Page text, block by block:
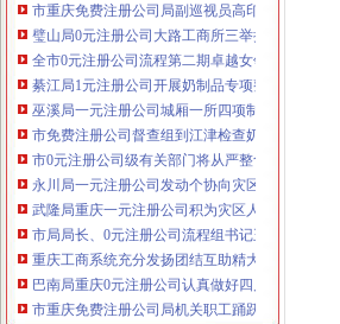
璧山局0元注册公司大路工商所三举措大力培养农
全市0元注册公司流程第二期卓越女领导力提升高
綦江局1元注册公司开展奶制品专项整成效明显
巫溪局一元注册公司城厢一所四项制度加校园周
市免费注册公司督查组到江津检查奶制品监管工作
市0元注册公司级有关部门将从严整食品等与群众
永川局一元注册公司发动个协向灾区捐款34.5万元
武隆局重庆一元注册公司积为灾区人民捐款捐物
市局局长、0元注册公司流程组书记王元楷率队到
重庆工商系统充分发扬团结互助精大力开展对四
巴南局重庆0元注册公司认真做好四川汶川大地震
市重庆免费注册公司局机关职工踊跃报名参加献
綦江局、重庆一元注册公司綦江个协为灾区募集